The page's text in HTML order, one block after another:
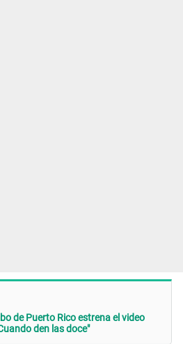
de Puerto Rico estrena el video
den las doce"